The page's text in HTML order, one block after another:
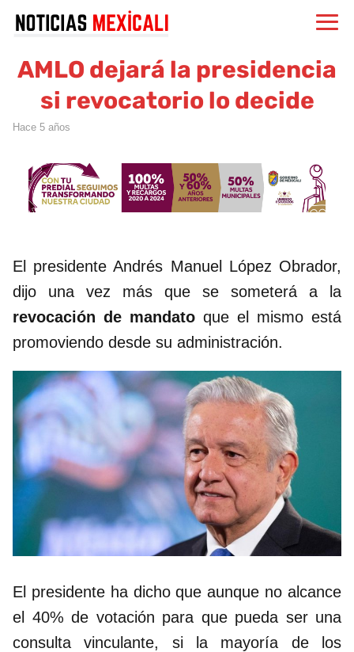
AMLO dejará la presidencia
si revocatorio lo decide
hace 5 años
El presidente Andrés Manuel López Obrador,
dijo una vez más que se someterá a la
revocación de mandato que el mismo está
promoviendo desde su administración.
El presidente ha dicho que aunque no alcance
el 40% de votación para que pueda ser una
consulta vinculante, si la mayoría de los